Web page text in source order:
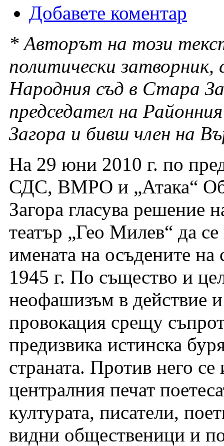
Добавете коментар
* Авторът на този
политически
Народния съд в Стара
председател на
Загора и бивш член на
Hа 29 юни 2010 г. по
СДС, ВМРО и „Атака“
Загора гласува решение
театър „Гео Милев“ да
имената на осъдените
1945 г. По същество и
неофашизъм в действие
провокация срещу
предизвика истинска
страната. Против него се
централния печат
културата, писатели,
видни общественици и